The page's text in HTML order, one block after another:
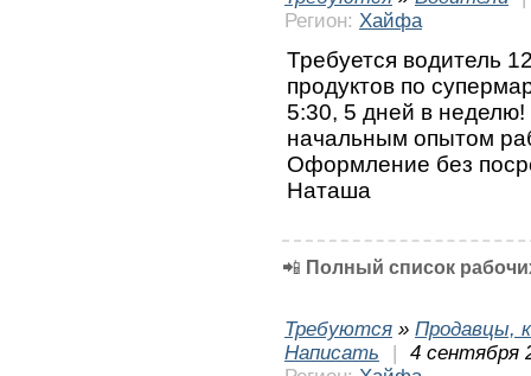
Регион: Хайфа
Требуется водитель
продуктов по
5:30, 5 дней в
начальным опытом
Оформление без
Наташа
📲 Полный список
Требуются » Продавцы,
Написать
|
4 сентября